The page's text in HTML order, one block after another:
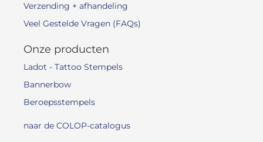
Verzending + afhandeling
Veel Gestelde Vragen (FAQs)
Onze producten
Ladot - Tattoo Stempels
Bannerbow
Beroepsstempels
naar de COLOP-catalogus